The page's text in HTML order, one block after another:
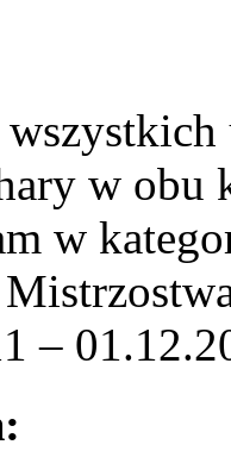
w obu
w
–